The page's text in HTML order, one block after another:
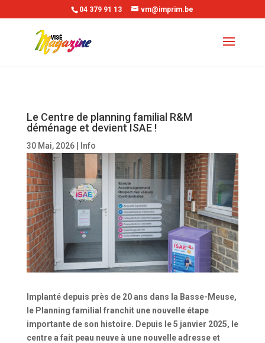
04 379 91 13 vm@imprim.be
Le Centre de planning familial R&M
déménage et devient ISAE !
30 Mai, 2026| Info
Implanté depuis près de 20 ans dans la Basse-Meuse,
le Planning familial franchit une nouvelle étape
importante de son histoire. Depuis le 5 janvier 2025, le
centre a fait peau neuve à une nouvelle adresse et